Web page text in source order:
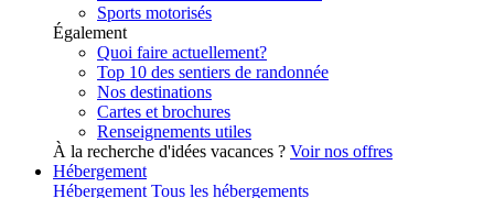
Sports motorisés
Également
Quoi faire actuellement?
Top 10 des sentiers de randonnée
Nos destinations
Cartes et brochures
Renseignements utiles
À la recherche d'idées vacances ? Voir nos offres
Hébergement
Hébergement Tous les hébergements